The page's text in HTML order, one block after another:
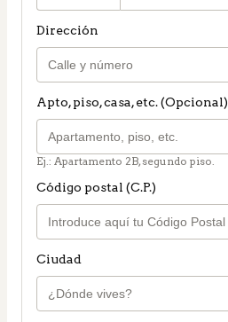
Dirección
Apto, piso, casa, etc. (Opcional)
Ej.: Apartamento 2B, segundo piso.
Código postal (C.P.)
Ciudad